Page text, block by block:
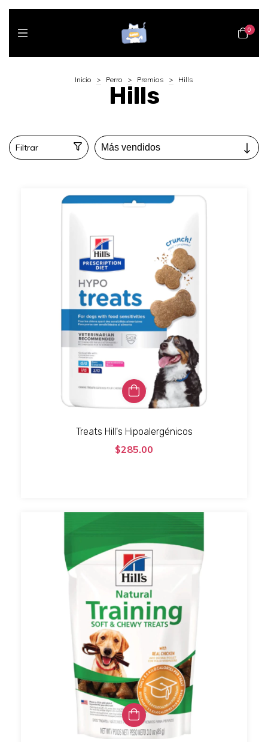
0
Inicio > Perro > Premios > Hills
Hills
Filtrar
Treats Hill's Hipoalergénicos
$285.00